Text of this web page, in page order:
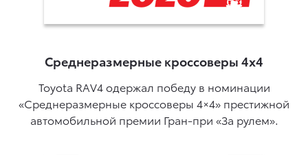
Среднеразмерные кроссоверы 4x4
Toyota RAV4 одержал победу в номинации
«Среднеразмерные кроссоверы 4×4» престижной
автомобильной премии Гран-при «За рулем».